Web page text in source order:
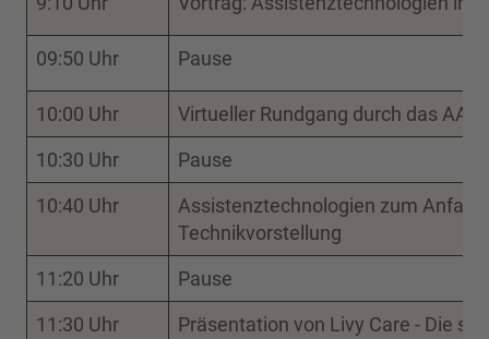
09:50 Uhr Pause
10:00 Uhr
Virtueller Rundgang durch das
10:30 Uhr
Pause
10:40 Uhr
Assistenztechnologien zum
Technikvorstellung
11:20 Uhr
Pause
11:30 Uhr
Präsentation von Livy Care - Die